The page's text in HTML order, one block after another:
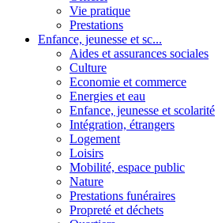
Vie pratique
Prestations
Enfance, jeunesse et sc...
Aides et assurances sociales
Culture
Economie et commerce
Energies et eau
Enfance, jeunesse et scolarité
Intégration, étrangers
Logement
Loisirs
Mobilité, espace public
Nature
Prestations funéraires
Propreté et déchets